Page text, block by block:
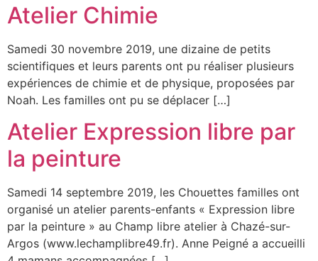
Atelier Chimie
Samedi 30 novembre 2019, une dizaine de petits
scientifiques et leurs parents ont pu réaliser plusieurs
expériences de chimie et de physique, proposées par
Noah. Les familles ont pu se déplacer […]
Atelier Expression libre par
la peinture
Samedi 14 septembre 2019, les Chouettes familles ont
organisé un atelier parents-enfants « Expression libre
par la peinture » au Champ libre atelier à Chazé-sur-
Argos (www.lechamplibre49.fr). Anne Peigné a accueilli